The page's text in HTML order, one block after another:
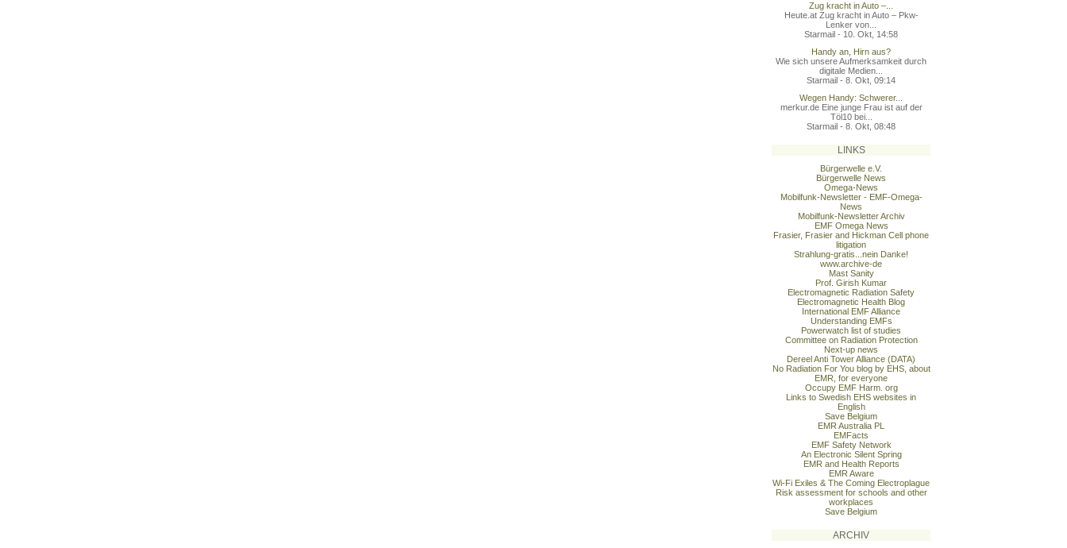
Zug kracht in Auto –...
Heute.at Zug kracht in Auto – Pkw-
Lenker von...
Starmail - 10. Okt, 14:58
Handy an, Hirn aus?
Wie sich unsere Aufmerksamkeit durch
digitale Medien...
Starmail - 8. Okt, 09:14
Wegen Handy: Schwerer...
merkur.de Eine junge Frau ist auf der
Töl10 bei...
Starmail - 8. Okt, 08:48
LINKS
Bürgerwelle e.V.
Bürgerwelle News
Omega-News
Mobilfunk-Newsletter - EMF-Omega-
News
Mobilfunk-Newsletter Archiv
EMF Omega News
Frasier, Frasier and Hickman Cell phone
litigation
Strahlung-gratis...nein Danke!
www.archive-de
Mast Sanity
Prof. Girish Kumar
Electromagnetic Radiation Safety
Electromagnetic Health Blog
International EMF Alliance
Understanding EMFs
Powerwatch list of studies
Committee on Radiation Protection
Next-up news
Dereel Anti Tower Alliance (DATA)
No Radiation For You blog by EHS, about
EMR, for everyone
Occupy EMF Harm. org
Links to Swedish EHS websites in
English
Save Belgium
EMR Australia PL
EMFacts
EMF Safety Network
An Electronic Silent Spring
EMR and Health Reports
EMR Aware
Wi-Fi Exiles & The Coming Electroplague
Risk assessment for schools and other
workplaces
Save Belgium
ARCHIV